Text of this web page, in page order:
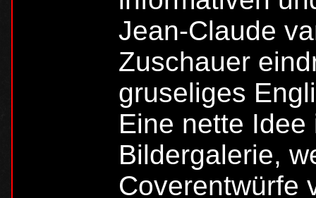
Jean-Claude
Zuschauer
gruseliges
Eine nette
Bildergalerie,
Coverentwürfe